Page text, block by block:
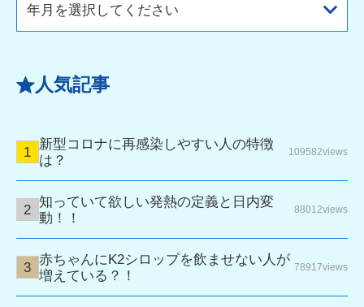
年月を選択してください
人気記事
新型コロナに再感染しやすい人の特徴
は？
109582views
知っていて欲しい発熱の定義と日内変
動！！
88012views
赤ちゃんにK2シロップを飲ませない人が
増えている？！
78917views